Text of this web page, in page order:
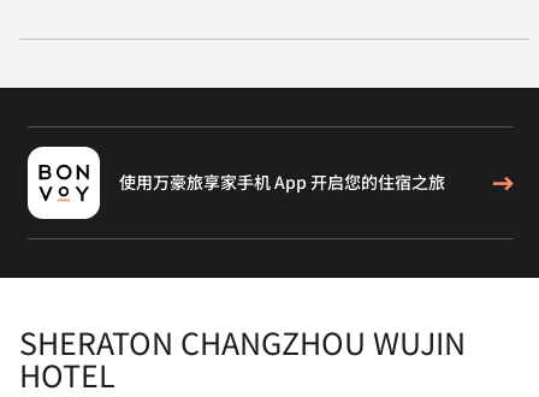
使用万豪旅享家手机 App 开启您的住宿之旅
SHERATON CHANGZHOU WUJIN
HOTEL